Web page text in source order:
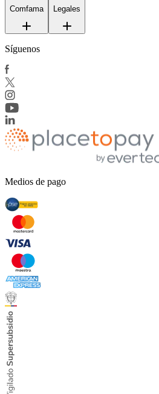
Comfama Legales
Síguenos
Medios de pago